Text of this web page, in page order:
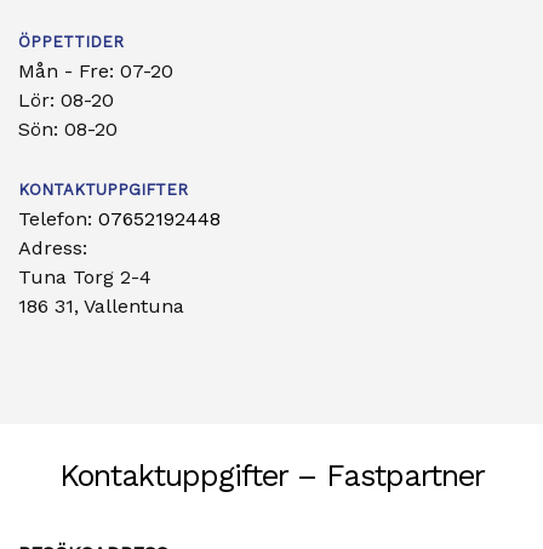
ÖPPETTIDER
Mån - Fre: 07-20
Lör: 08-20
Sön: 08-20
KONTAKTUPPGIFTER
Telefon: 07652192448
Adress:
Tuna Torg 2-4
186 31, Vallentuna
Kontaktuppgifter – Fastpartner